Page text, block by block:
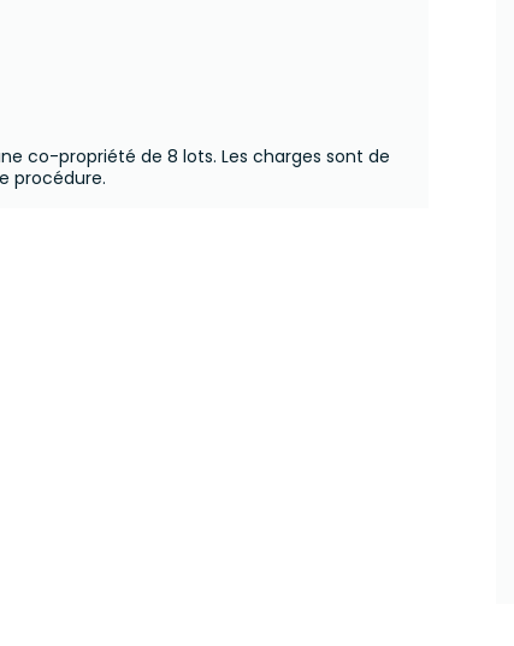
co-propriété de 8 lots. Les charges sont de
procédure.